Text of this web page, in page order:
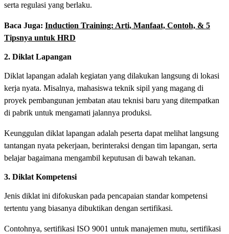
serta regulasi yang berlaku.
Baca Juga: Induction Training: Arti, Manfaat, Contoh, & 5
Tipsnya untuk HRD
2. Diklat Lapangan
Diklat lapangan adalah kegiatan yang dilakukan langsung di lokasi
kerja nyata. Misalnya, mahasiswa teknik sipil yang magang di
proyek pembangunan jembatan atau teknisi baru yang ditempatkan
di pabrik untuk mengamati jalannya produksi.
Keunggulan diklat lapangan adalah peserta dapat melihat langsung
tantangan nyata pekerjaan, berinteraksi dengan tim lapangan, serta
belajar bagaimana mengambil keputusan di bawah tekanan.
3. Diklat Kompetensi
Jenis diklat ini difokuskan pada pencapaian standar kompetensi
tertentu yang biasanya dibuktikan dengan sertifikasi.
Contohnya, sertifikasi ISO 9001 untuk manajemen mutu, sertifikasi